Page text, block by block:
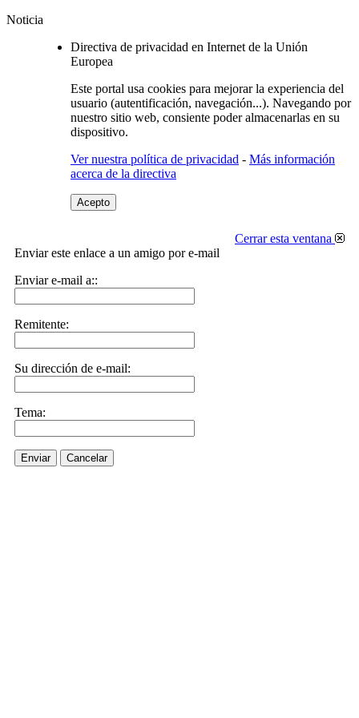
Noticia
Directiva de privacidad en Internet de la Unión
Europea
Este portal usa cookies para mejorar la experiencia del
usuario (autentificación, navegación...). Navegando por
nuestro sitio web, consiente poder almacenarlas en su
dispositivo.
Ver nuestra política de privacidad - Más información
acerca de la directiva
Acepto
Cerrar esta ventana
Enviar este enlace a un amigo por e-mail
Enviar e-mail a::
Remitente:
Su dirección de e-mail:
Tema:
Enviar Cancelar